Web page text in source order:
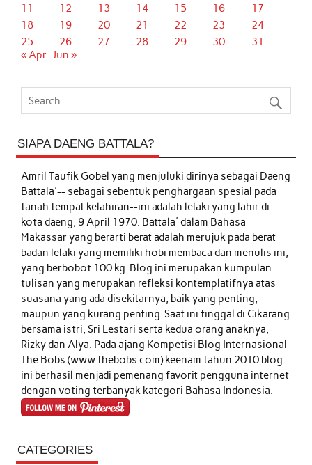
11 12 13 14 15 16
17
18
19 20 21 22 23
24
25
26 27 28 29 30
31
« Apr Jun »
SIAPA DAENG BATTALA?
Amril Taufik Gobelyang menjuluki dirinya sebagai Daeng
Battala'-- sebagai sebentuk penghargaan spesial pada
tanah tempat kelahiran--ini adalah lelaki yang lahir di
kota daeng, 9 April 1970. Battala' dalam Bahasa
Makassar yang berarti berat adalah merujuk pada berat
badan lelaki yang memiliki hobi membaca dan menulis ini,
yang berbobot 100 kg. Blog ini merupakan kumpulan
tulisan yang merupakan refleksi kontemplatifnya atas
suasana yang ada disekitarnya, baik yang penting,
maupun yang kurang penting. Saat ini tinggal di Cikarang
bersama istri, Sri Lestari serta kedua orang anaknya,
Rizky dan Alya. Pada ajang Kompetisi Blog Internasional
The Bobs (www.thebobs.com) keenam tahun 2010 blog
ini berhasil menjadi pemenang favorit pengguna internet
dengan voting terbanyak kategori Bahasa Indonesia.
CATEGORIES